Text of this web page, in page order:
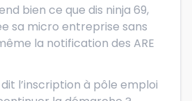
bien ce que dis ninja 69,
sa micro entreprise sans
la notification des ARE
l’inscription à pôle emploi